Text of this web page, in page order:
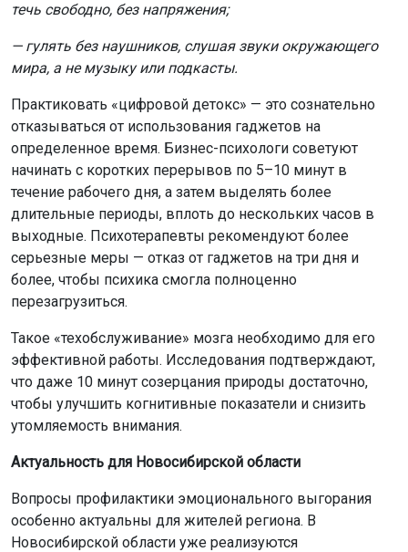
течь свободно, без напряжения;
— гулять без наушников, слушая звуки окружающего
мира, а не музыку или подкасты.
Практиковать «цифровой детокс» — это сознательно
отказываться от использования гаджетов на
определенное время. Бизнес-психологи советуют
начинать с коротких перерывов по 5–10 минут в
течение рабочего дня, а затем выделять более
длительные периоды, вплоть до нескольких часов в
выходные. Психотерапевты рекомендуют более
серьезные меры — отказ от гаджетов на три дня и
более, чтобы психика смогла полноценно
перезагрузиться.
Такое «техобслуживание» мозга необходимо для его
эффективной работы. Исследования подтверждают,
что даже 10 минут созерцания природы достаточно,
чтобы улучшить когнитивные показатели и снизить
утомляемость внимания.
Актуальность для Новосибирской области
Вопросы профилактики эмоционального выгорания
особенно актуальны для жителей региона. В
Новосибирской области уже реализуются